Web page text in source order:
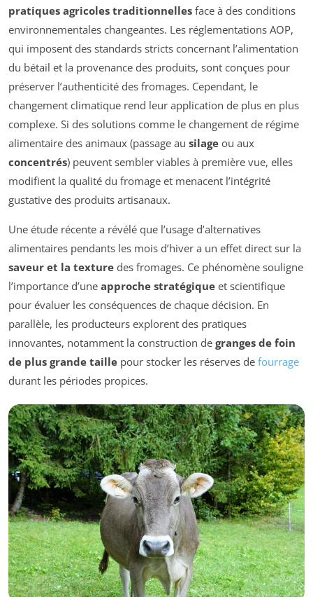
pratiques agricoles traditionnelles face à des conditions
environnementales changeantes. Les réglementations AOP,
qui imposent des standards stricts concernant l’alimentation
du bétail et la provenance des produits, sont conçues pour
préserver l’authenticité des fromages. Cependant, le
changement climatique rend leur application de plus en plus
complexe. Si des solutions comme le changement de régime
alimentaire des animaux (passage au silage ou aux
concentrés) peuvent sembler viables à première vue, elles
modifient la qualité du fromage et menacent l’intégrité
gustative des produits artisanaux.
Une étude récente a révélé que l’usage d’alternatives
alimentaires pendants les mois d’hiver a un effet direct sur la
saveur et la texture des fromages. Ce phénomène souligne
l’importance d’une approche stratégique et scientifique
pour évaluer les conséquences de chaque décision. En
parallèle, les producteurs explorent des pratiques
innovantes, notamment la construction de granges de foin
de plus grande taille pour stocker les réserves de fourrage
durant les périodes propices.